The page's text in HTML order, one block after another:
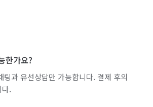
한가요?
팅과 유선상담만 가능합니다. 결제 후의
.